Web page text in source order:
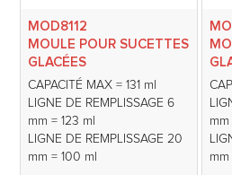
MOD8112
MOULE POUR SUCETTES
GLACÉES
CAPACITÉ MAX = 131 ml
LIGNE DE REMPLISSAGE 6
mm = 123 ml
LIGNE DE REMPLISSAGE 20
mm = 100 ml
mm
mm